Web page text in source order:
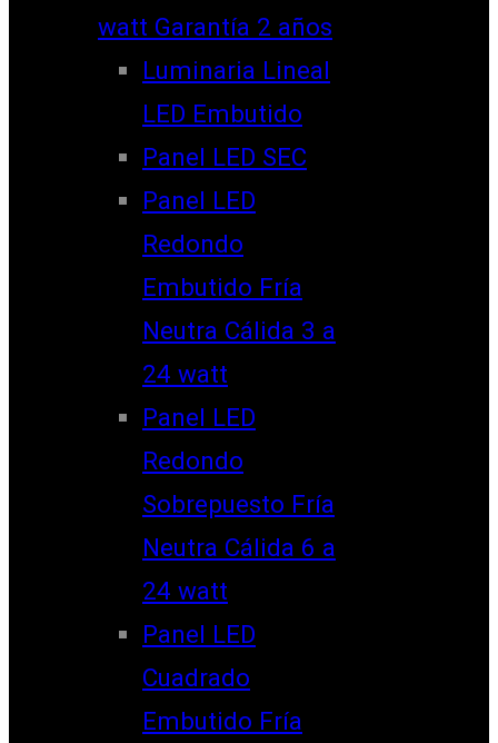
watt Garantía 2 años
Luminaria Lineal
LED Embutido
Panel LED SEC
Panel LED
Redondo
Embutido Fría
Neutra Cálida 3 a
24 watt
Panel LED
Redondo
Sobrepuesto Fría
Neutra Cálida 6 a
24 watt
Panel LED
Cuadrado
Embutido Fría